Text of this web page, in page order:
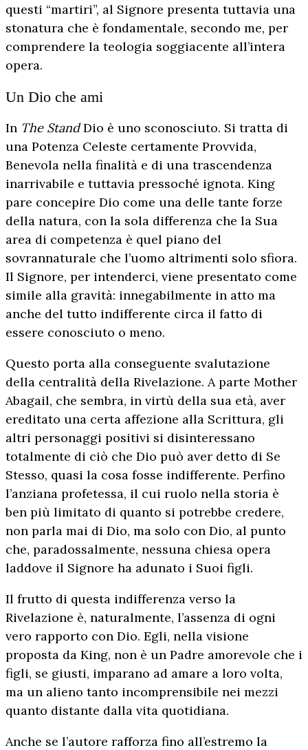
questi “martiri”, al Signore presenta tuttavia una
stonatura che è fondamentale, secondo me, per
comprendere la teologia soggiacente all’intera
opera.
Un Dio che ami
In The StandDio è uno sconosciuto. Si tratta di
una Potenza Celeste certamente Provvida,
Benevola nella finalità e di una trascendenza
inarrivabile e tuttavia pressoché ignota. King
pare concepire Dio come una delle tante forze
della natura, con la sola differenza che la Sua
area di competenza è quel piano del
sovrannaturale che l’uomo altrimenti solo sfiora.
Il Signore, per intenderci, viene presentato come
simile alla gravità: innegabilmente in atto ma
anche del tutto indifferente circa il fatto di
essere conosciuto o meno.
Questo porta alla conseguente svalutazione
della centralità della Rivelazione. A parte Mother
Abagail, che sembra, in virtù della sua età, aver
ereditato una certa affezione alla Scrittura, gli
altri personaggi positivi si disinteressano
totalmente di ciò che Dio può aver detto di Se
Stesso, quasi la cosa fosse indifferente. Perfino
l’anziana profetessa, il cui ruolo nella storia è
ben più limitato di quanto si potrebbe credere,
non parla mai di Dio, ma solo con Dio, al punto
che, paradossalmente, nessuna chiesa opera
laddove il Signore ha adunato i Suoi figli.
Il frutto di questa indifferenza verso la
Rivelazione è, naturalmente, l’assenza di ogni
vero rapporto con Dio. Egli, nella visione
proposta da King, non è un Padre amorevole che i
figli, se giusti, imparano ad amare a loro volta,
ma un alieno tanto incomprensibile nei mezzi
quanto distante dalla vita quotidiana.
Anche se l’autore rafforza fino all’estremo la